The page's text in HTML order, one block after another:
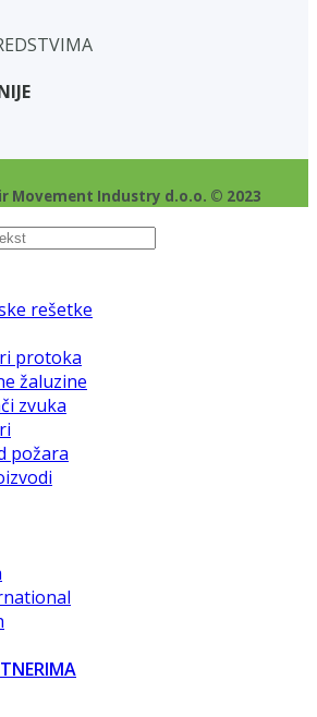
Movement Industry d.o.o. © 2023
rešetke
protoka
žaluzine
zvuka
požara